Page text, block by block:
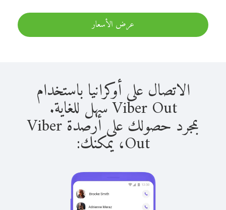
عرض الأسعار
الاتصال على أوكرانيا باستخدام
Viber Out سهل للغاية.
بمجرد حصولك على أرصدة Viber
Out، يمكنك: